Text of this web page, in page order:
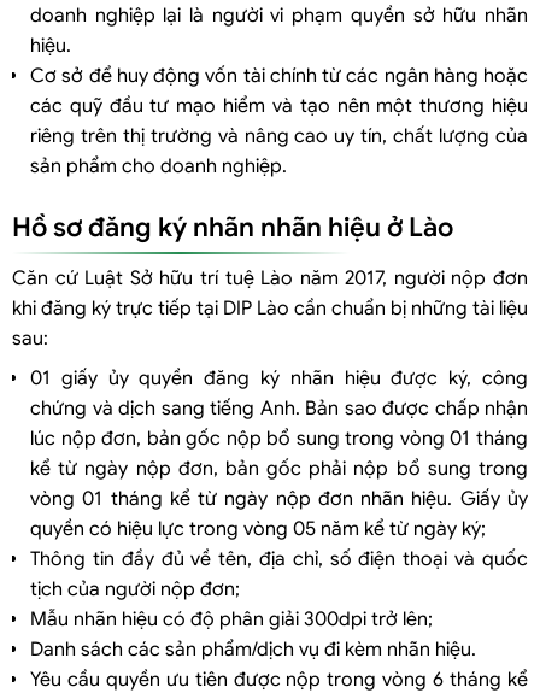
doanh nghiệp lại là người vi phạm quyền sở hữu nhãn
hiệu.
Cơ sở để huy động vốn tài chính từ các ngân hàng hoặc
các quỹ đầu tư mạo hiểm và tạo nên một thương hiệu
riêng trên thị trường và nâng cao uy tín, chất lượng của
sản phẩm cho doanh nghiệp.
Hồ sơ đăng ký nhãn nhãn hiệu ở Lào
Căn cứ Luật Sở hữu trí tuệ Lào năm 2017, người nộp đơn
khi đăng ký trực tiếp tại DIP Lào cần chuẩn bị những tài liệu
sau:
01 giấy ủy quyền đăng ký nhãn hiệu được ký, công
chứng và dịch sang tiếng Anh. Bản sao được chấp nhận
lúc nộp đơn, bản gốc nộp bổ sung trong vòng 01 tháng
kể từ ngày nộp đơn, bản gốc phải nộp bổ sung trong
vòng 01 tháng kể từ ngày nộp đơn nhãn hiệu. Giấy ủy
quyền có hiệu lực trong vòng 05 năm kể từ ngày ký;
Thông tin đầy đủ về tên, địa chỉ, số điện thoại và quốc
tịch của người nộp đơn;
Mẫu nhãn hiệu có độ phân giải 300dpi trở lên;
Danh sách các sản phẩm/dịch vụ đi kèm nhãn hiệu.
Yêu cầu quyền ưu tiên được nộp trong vòng 6 tháng kể